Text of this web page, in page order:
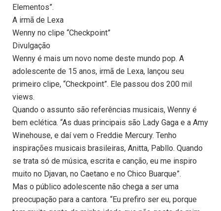
Elementos”.
A irmã de Lexa
Wenny no clipe “Checkpoint”
Divulgação
Wenny é mais um novo nome deste mundo pop. A
adolescente de 15 anos, irmã de Lexa, lançou seu
primeiro clipe, “Checkpoint”. Ele passou dos 200 mil
views.
Quando o assunto são referências musicais, Wenny é
bem eclética. “As duas principais são Lady Gaga e a Amy
Winehouse, e daí vem o Freddie Mercury. Tenho
inspirações musicais brasileiras, Anitta, Pabllo. Quando
se trata só de música, escrita e canção, eu me inspiro
muito no Djavan, no Caetano e no Chico Buarque”.
Mas o público adolescente não chega a ser uma
preocupação para a cantora. “Eu prefiro ser eu, porque